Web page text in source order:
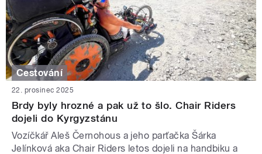
Cestování
22. prosinec 2025
Brdy byly hrozné a pak už to šlo. Chair Riders
dojeli do Kyrgyzstánu
Vozíčkář Aleš Černohous a jeho parťačka Šárka
Jelínková aka Chair Riders letos dojeli na handbiku a